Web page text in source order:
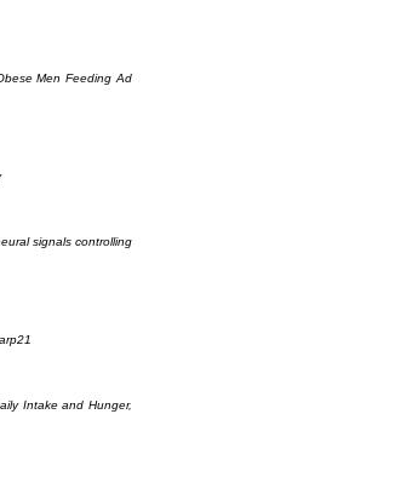
Men Feeding Ad
signals controlling
Intake and Hunger,